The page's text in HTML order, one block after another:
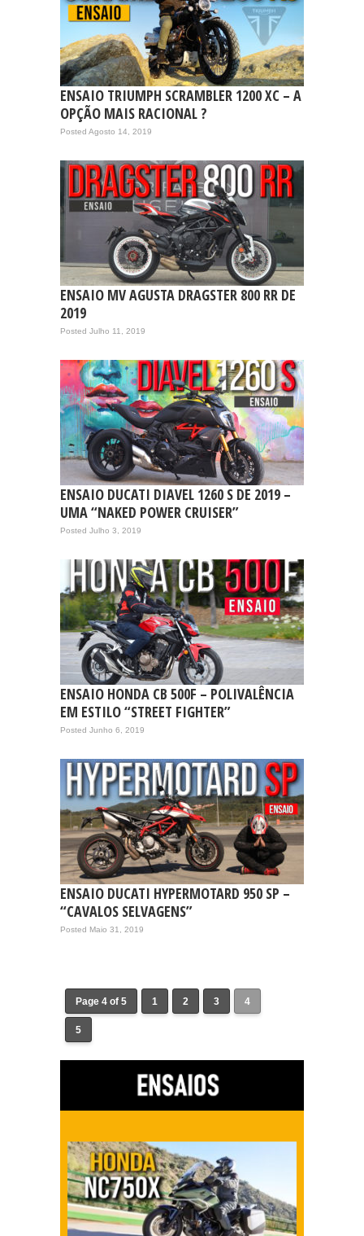
ENSAIO TRIUMPH SCRAMBLER 1200 XC – A
OPÇÃO MAIS RACIONAL ?
Posted Agosto 14, 2019
ENSAIO MV AGUSTA DRAGSTER 800 RR DE
2019
Posted Julho 11, 2019
ENSAIO DUCATI DIAVEL 1260 S DE 2019 –
UMA “NAKED POWER CRUISER”
Posted Julho 3, 2019
ENSAIO HONDA CB 500F – POLIVALÊNCIA
EM ESTILO “STREET FIGHTER”
Posted Junho 6, 2019
ENSAIO DUCATI HYPERMOTARD 950 SP –
“CAVALOS SELVAGENS”
Posted Maio 31, 2019
Page 4 of 5 1 2 3 4
5